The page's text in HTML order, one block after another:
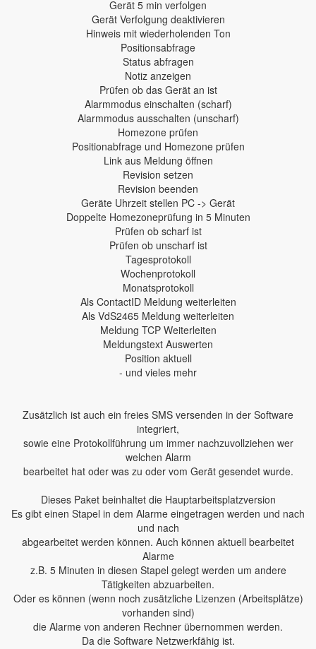
Gerät 5 min verfolgen
Gerät Verfolgung deaktivieren
Hinweis mit wiederholenden Ton
Positionsabfrage
Status abfragen
Notiz anzeigen
Prüfen ob das Gerät an ist
Alarmmodus einschalten (scharf)
Alarmmodus ausschalten (unscharf)
Homezone prüfen
Positionabfrage und Homezone prüfen
Link aus Meldung öffnen
Revision setzen
Revision beenden
Geräte Uhrzeit stellen PC -> Gerät
Doppelte Homezoneprüfung in 5 Minuten
Prüfen ob scharf ist
Prüfen ob unscharf ist
Tagesprotokoll
Wochenprotokoll
Monatsprotokoll
Als ContactID Meldung weiterleiten
Als VdS2465 Meldung weiterleiten
Meldung TCP Weiterleiten
Meldungstext Auswerten
Position aktuell
- und vieles mehr
Zusätzlich ist auch ein freies SMS versenden in der Software
integriert,
sowie eine Protokollführung um immer nachzuvollziehen wer
welchen Alarm
bearbeitet hat oder was zu oder vom Gerät gesendet wurde.
Dieses Paket beinhaltet die Hauptarbeitsplatzversion
Es gibt einen Stapel in dem Alarme eingetragen werden und nach
und nach
abgearbeitet werden können. Auch können aktuell bearbeitet
Alarme
z.B. 5 Minuten in diesen Stapel gelegt werden um andere
Tätigkeiten abzuarbeiten.
Oder es können (wenn noch zusätzliche Lizenzen (Arbeitsplätze)
vorhanden sind)
die Alarme von anderen Rechner übernommen werden.
Da die Software Netzwerkfähig ist.